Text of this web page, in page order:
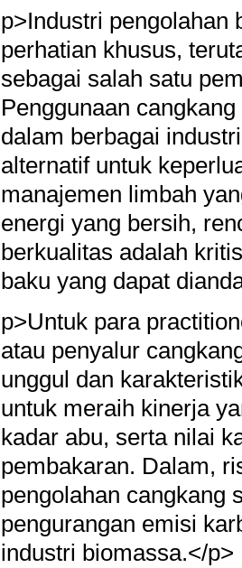
p>Industri pengolahan
perhatian khusus,
sebagai salah satu
Penggunaan
dalam berbagai
alternatif untuk
manajemen limbah
energi yang bersih,
berkualitas adalah
baku yang dapat
p>Untuk para
atau penyalur
unggul dan
untuk meraih kinerja
kadar abu, serta nilai
pembakaran. Dalam,
pengolahan cangkang
pengurangan emisi
industri biomassa.</p>